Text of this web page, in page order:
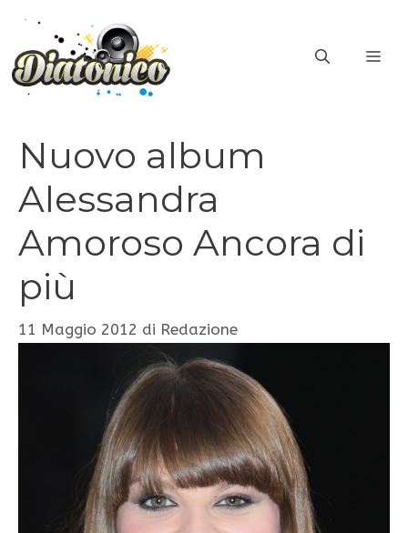
contenuto
Nuovo album
Alessandra
Amoroso Ancora di
più
11 Maggio 2012 di Redazione